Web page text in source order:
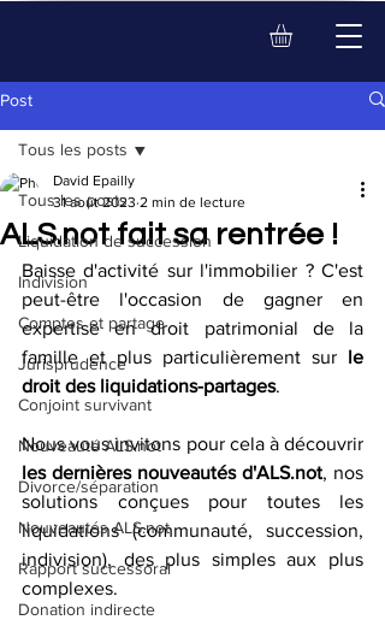
Post
Tous les posts
Liquidation de succession
Indivision
Comptes et partage
Jurisprudence
Conjoint survivant
Nouveauté ALS.not
Divorce/séparation
Nouveautés ALS.not
Rapport successoral
Donation indirecte
Tous les posts
ALS.not fait sa rentrée !
David Epailly
31 août 2023 2 min de lecture
Baisse d'activité sur l'immobilier ? C'est
peut-être l'occasion de gagner en
expertise en droit patrimonial de la
famille et plus particulièrement sur le
droit des liquidations-partages.
les dernières nouveautés d'ALS.not, nos
solutions conçues pour toutes les
liquidations (communauté, succession,
indivision), des plus simples aux plus
complexes.